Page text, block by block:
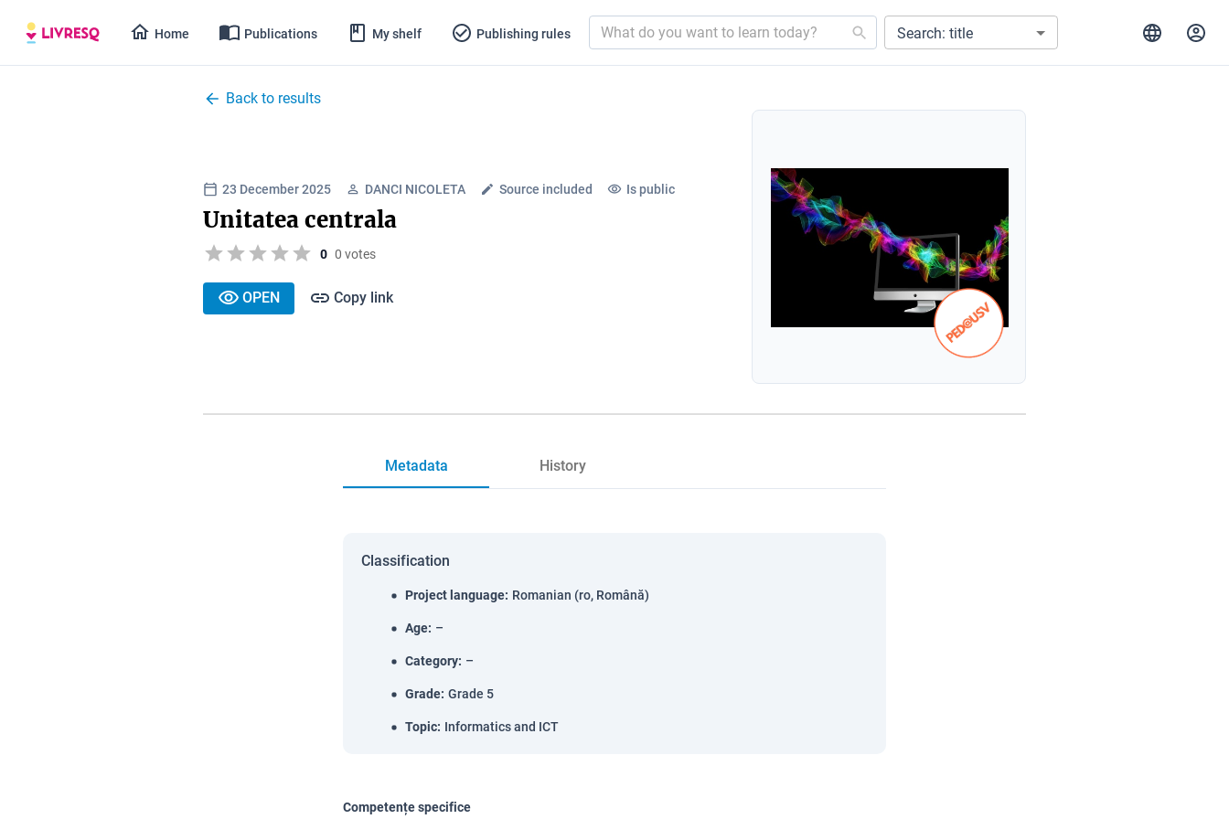
Home Publications My shelf Publishing rules Search: title
Back to results
23 December 2025 DANCI NICOLETA Source included Is public
Unitatea centrala
0 0 votes
OPEN Copy link
Metadata History
Classification
Project language: Romanian (ro, Română)
Age: –
Category: –
Grade: Grade 5
Topic: Informatics and ICT
Competențe specifice